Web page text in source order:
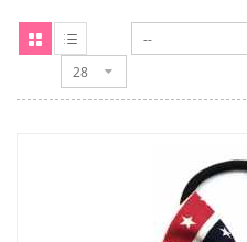
Liste
--
28